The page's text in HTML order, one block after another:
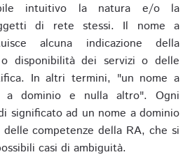
intuitivo la natura e/o la
di rete stessi. Il nome a
alcuna indicazione della
disponibilità dei servizi o delle
In altri termini, "un nome a
dominio e nulla altro". Ogni
significato ad un nome a dominio
competenze della RA, che si
casi di ambiguità.